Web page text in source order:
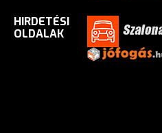
HIRDETÉSI
OLDALAK